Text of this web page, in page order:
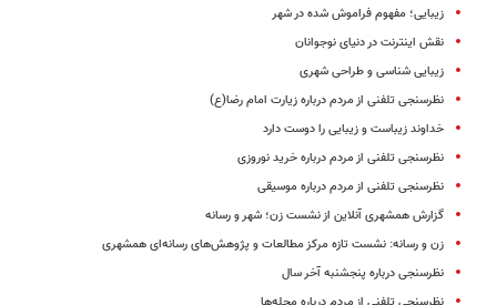
زیبایی؛ مفهوم فراموش شده در شهر
نقش اینترنت در دنیای نوجوانان
زیبایی شناسی و طراحی شهری
نظرسنجی تلفنی از مردم درباره زیارت امام رضا(ع)
خداوند زیباست و زیبایی را دوست دارد
نظرسنجی تلفنی از مردم درباره خرید نوروزی
نظرسنجی تلفنی از مردم درباره موسیقی
گزارش همشهری آنلاین از نشست زن؛ شهر و رسانه
زن و رسانه: نشست تازه مرکز مطالعات و پژوهش‌های رسانه‌ای همشهری
نظرسنجی درباره پنجشنبه آخر سال